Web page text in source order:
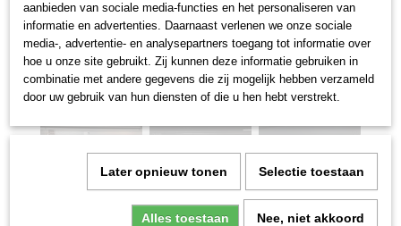
aanbieden van sociale media-functies en het personaliseren van
informatie en advertenties. Daarnaast verlenen we onze sociale
media-, advertentie- en analysepartners toegang tot informatie over
hoe u onze site gebruikt. Zij kunnen deze informatie gebruiken in
combinatie met andere gegevens die zij mogelijk hebben verzameld
door uw gebruik van hun diensten of die u hen hebt verstrekt.
Later opnieuw tonen Selectie toestaan
Alles toestaan Nee, niet akkoord